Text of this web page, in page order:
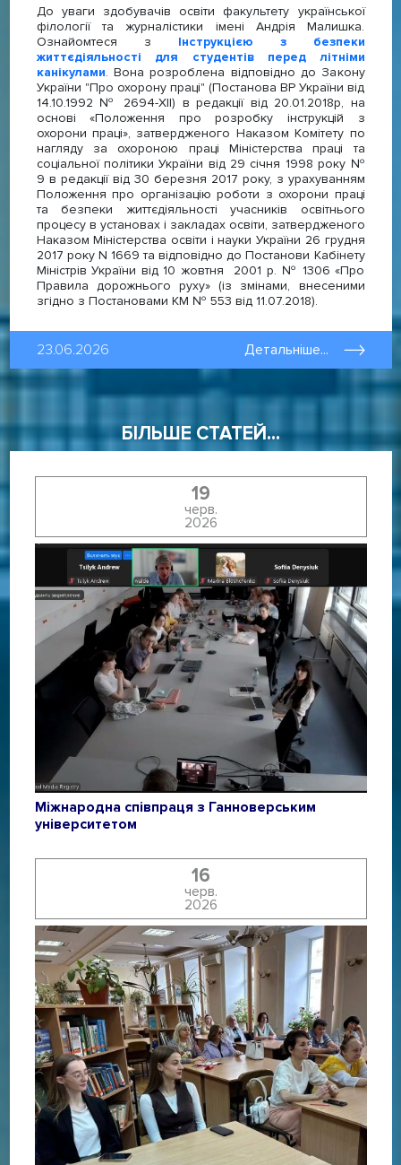
До уваги здобувачів освіти факультету української
філології та журналістики імені Андрія Малишка.
Ознайомтеся з Інструкцією з безпеки
життєдіяльності для студентів перед літніми
канікулами. Вона розроблена відповідно до Закону
України "Про охорону праці" (Постанова ВР України від
14.10.1992 № 2694-XII) в редакції від 20.01.2018р, на
основі «Положення про розробку інструкцій з
охорони праці», затвердженого Наказом Комітету по
нагляду за охороною праці Міністерства праці та
соціальної політики України від 29 січня 1998 року №
9 в редакції від 30 березня 2017 року, з урахуванням
Положення про організацію роботи з охорони праці
та безпеки життєдіяльності учасників освітнього
процесу в установах і закладах освіти, затвердженого
Наказом Міністерства освіти і науки України 26 грудня
2017 року N 1669 та відповідно до Постанови Кабінету
Міністрів України від 10 жовтня 2001 р. № 1306 «Про
Правила дорожнього руху» (із змінами, внесеними
згідно з Постановами КМ № 553 від 11.07.2018).
23.06.2026 Детальніше...
БІЛЬШЕ СТАТЕЙ...
19
черв.
2026
Міжнародна співпраця з Ганноверським
університетом
16
черв.
2026